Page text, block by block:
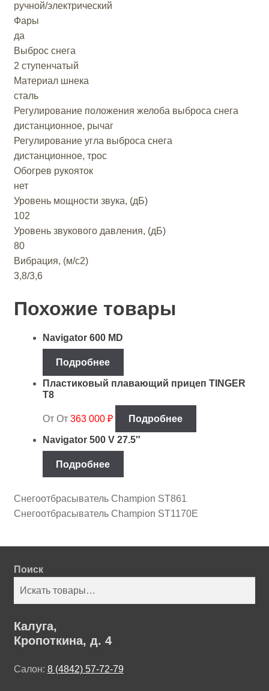
ручной/электрический
Фары
да
Выброс снега
2 ступенчатый
Материал шнека
сталь
Регулирование положения желоба выброса снега
дистанционное, рычаг
Регулирование угла выброса снега
дистанционное, трос
Обогрев рукояток
нет
Уровень мощности звука, (дБ)
102
Уровень звукового давления, (дБ)
80
Вибрация, (м/с2)
3,8/3,6
Похожие товары
Navigator 600 MD
Подробнее
Пластиковый плавающий прицеп TINGER
T8
От От 363 000 ₽ Подробнее
Navigator 500 V 27.5″
Подробнее
Снегоотбрасыватель Champion ST861
Снегоотбрасыватель Champion ST1170E
Поиск
Поиск
Калуга,
Кропоткина, д. 4
Салон: 8 (4842) 57-72-79